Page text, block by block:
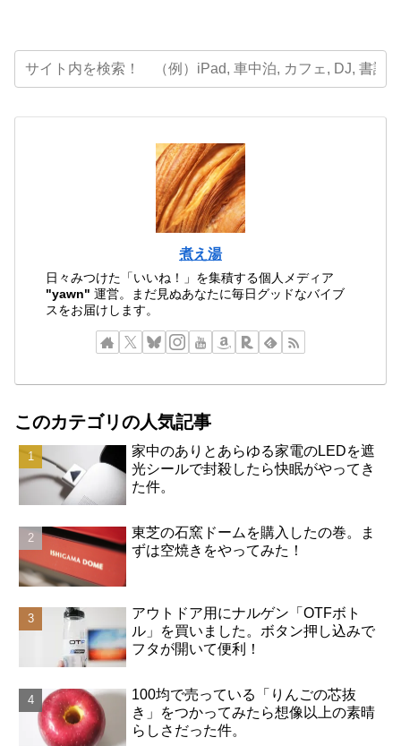
煮え湯
日々みつけた「いいね！」を集積する個人メディア
"yawn" 運営。まだ見ぬあなたに毎日グッドなバイブ
スをお届けします。
このカテゴリの人気記事
家中のありとあらゆる家電のLEDを遮
光シールで封殺したら快眠がやってき
た件。
東芝の石窯ドームを購入したの巻。ま
ずは空焼きをやってみた！
アウトドア用にナルゲン「OTFボト
ル」を買いました。ボタン押し込みで
フタが開いて便利！
100均で売っている「りんごの芯抜
き」をつかってみたら想像以上の素晴
らしさだった件。